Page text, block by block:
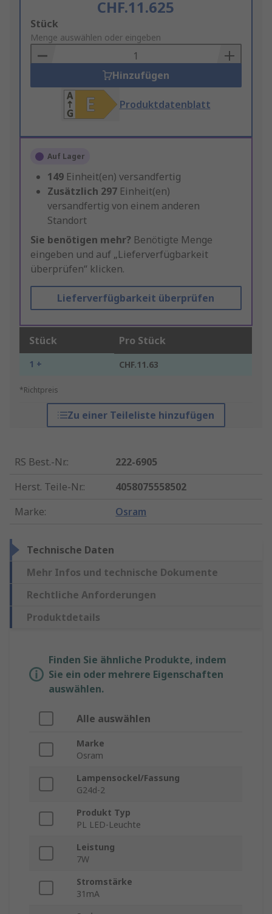
CHF.11.625
Add
to
Basket
Stück
Menge auswählen oder eingeben
Hinzufügen
Produktdatenblatt
Auf Lager
149 Einheit(en) versandfertig
Zusätzlich 297 Einheit(en)
versandfertig von einem anderen
Standort
Sie benötigen mehr? Benötigte Menge
eingeben und auf „Lieferverfügbarkeit
überprüfen“ klicken.
Lieferverfügbarkeit überprüfen
Stück Pro Stück
1 + CHF.11.63
*Richtpreis
Zu einer Teileliste hinzufügen
RS Best.-Nr.:
222-6905
Herst. Teile-Nr.:
4058075558502
Marke: Osram
Technische Daten
Mehr Infos und technische Dokumente
Rechtliche Anforderungen
Produktdetails
Finden Sie ähnliche Produkte, indem
Sie ein oder mehrere Eigenschaften
auswählen.
Alle auswählen
Marke
Osram
Lampensockel/Fassung
G24d-2
Produkt Typ
PL LED-Leuchte
Leistung
7W
Stromstärke
31mA